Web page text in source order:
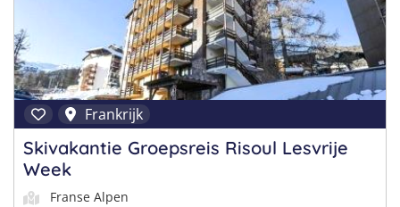
Frankrijk
Skivakantie Groepsreis Risoul Lesvrije
Week
Franse Alpen